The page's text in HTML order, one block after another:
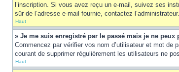
l’inscription. Si vous avez reçu un e-mail, suivez ses
sûr de l’adresse e-mail fournie, contactez l’administrateur.
Haut
» Je me suis enregistré par le passé mais je ne peux
Commencez par vérifier vos nom d’utilisateur et mot
courant de supprimer régulièrement les utilisateurs ne
Haut